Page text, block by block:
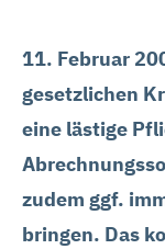
11. Februar
gesetzlichen
eine lästige
zudem ggf.
bringen. Das